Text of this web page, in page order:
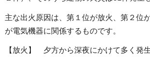
主な出火原因は、第１位が放火、第２位
が電気機器に関係するものです。
【放火】 夕方から深夜にかけて多く発